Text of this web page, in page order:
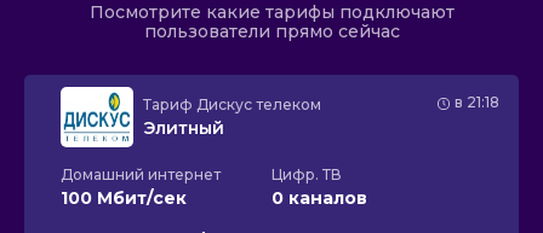
Посмотрите какие тарифы подключают
пользователи прямо сейчас
в 21:18
Тариф Дискус телеком
Элитный
Домашний интернет
100 Мбит/сек
Цифр. ТВ
0 каналов